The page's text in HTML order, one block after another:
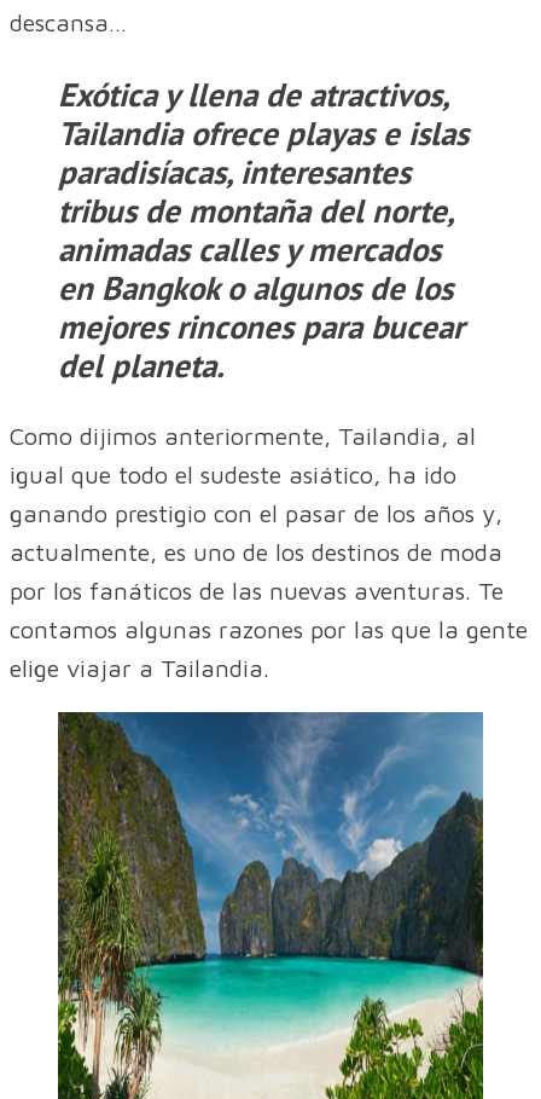
descansa…
Exótica y llena de atractivos,
Tailandia ofrece playas e islas
paradisíacas, interesantes
tribus de montaña del norte,
animadas calles y mercados
en Bangkok o algunos de los
mejores rincones para bucear
del planeta.
Como dijimos anteriormente, Tailandia, al
igual que todo el sudeste asiático, ha ido
ganando prestigio con el pasar de los años y,
actualmente, es uno de los destinos de moda
por los fanáticos de las nuevas aventuras. Te
contamos algunas razones por las que la gente
elige viajar a Tailandia.